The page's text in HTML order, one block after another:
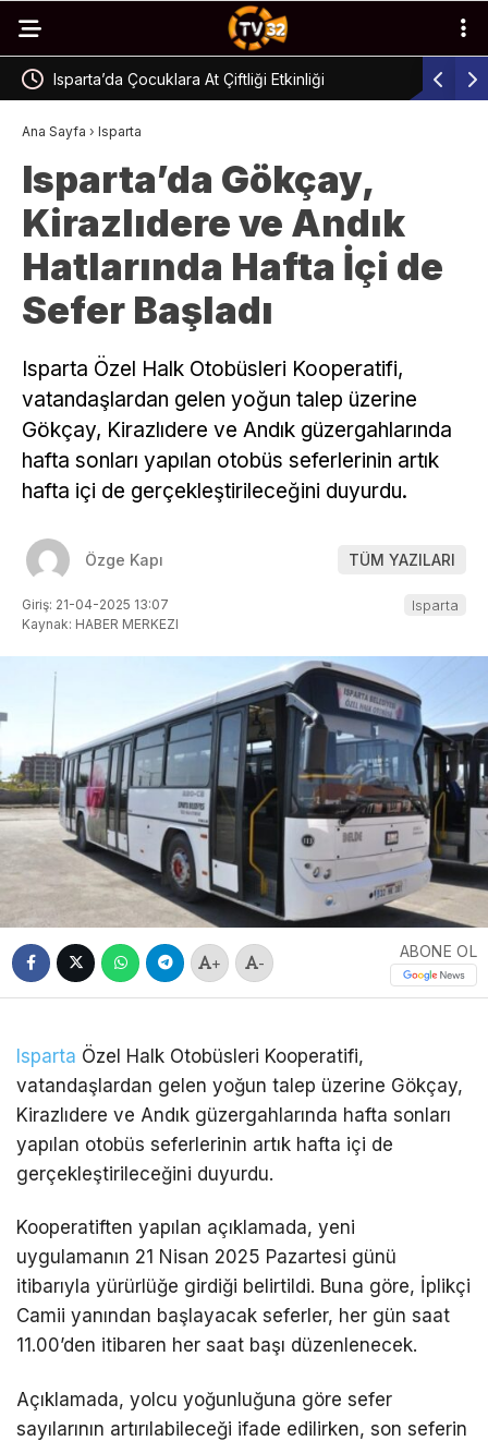
Isparta’da Çocuklara At Çiftliği Etkinliği
Ana Sayfa › Isparta
Isparta’da Gökçay,
Kirazlıdere ve Andık
Hatlarında Hafta İçi de
Sefer Başladı
Isparta Özel Halk Otobüsleri Kooperatifi,
vatandaşlardan gelen yoğun talep üzerine
Gökçay, Kirazlıdere ve Andık güzergahlarında
hafta sonları yapılan otobüs seferlerinin artık
hafta içi de gerçekleştirileceğini duyurdu.
Özge Kapı TÜM YAZILARI
Giriş: 21-04-2025 13:07
Kaynak: HABER MERKEZI
Isparta
+ -
ABONE OL
Isparta Özel Halk Otobüsleri Kooperatifi,
vatandaşlardan gelen yoğun talep üzerine Gökçay,
Kirazlıdere ve Andık güzergahlarında hafta sonları
yapılan otobüs seferlerinin artık hafta içi de
gerçekleştirileceğini duyurdu.
Kooperatiften yapılan açıklamada, yeni
uygulamanın 21 Nisan 2025 Pazartesi günü
itibarıyla yürürlüğe girdiği belirtildi. Buna göre, İplikçi
Camii yanından başlayacak seferler, her gün saat
11.00’den itibaren her saat başı düzenlenecek.
Açıklamada, yolcu yoğunluğuna göre sefer
sayılarının artırılabileceği ifade edilirken, son seferin